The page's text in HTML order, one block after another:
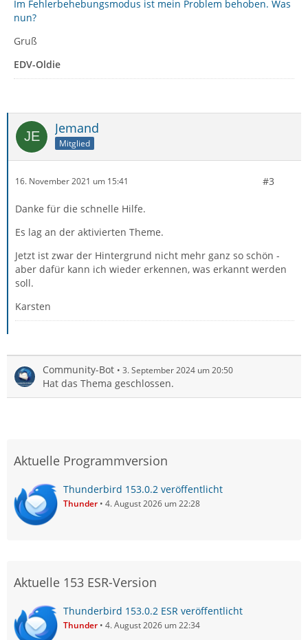
Im Fehlerbehebungsmodus ist mein Problem behoben. Was
nun?
Gruß
EDV-Oldie
Jemand
Mitglied
16. November 2021 um 15:41 #3
Danke für die schnelle Hilfe.
Es lag an der aktivierten Theme.
Jetzt ist zwar der Hintergrund nicht mehr ganz so schön -
aber dafür kann ich wieder erkennen, was erkannt werden
soll.
Karsten
Community-Bot 3. September 2024 um 20:50
Hat das Thema geschlossen.
Aktuelle Programmversion
Thunderbird 153.0.2 veröffentlicht
Thunder 4. August 2026 um 22:28
Aktuelle 153 ESR-Version
Thunderbird 153.0.2 ESR veröffentlicht
Thunder 4. August 2026 um 22:34